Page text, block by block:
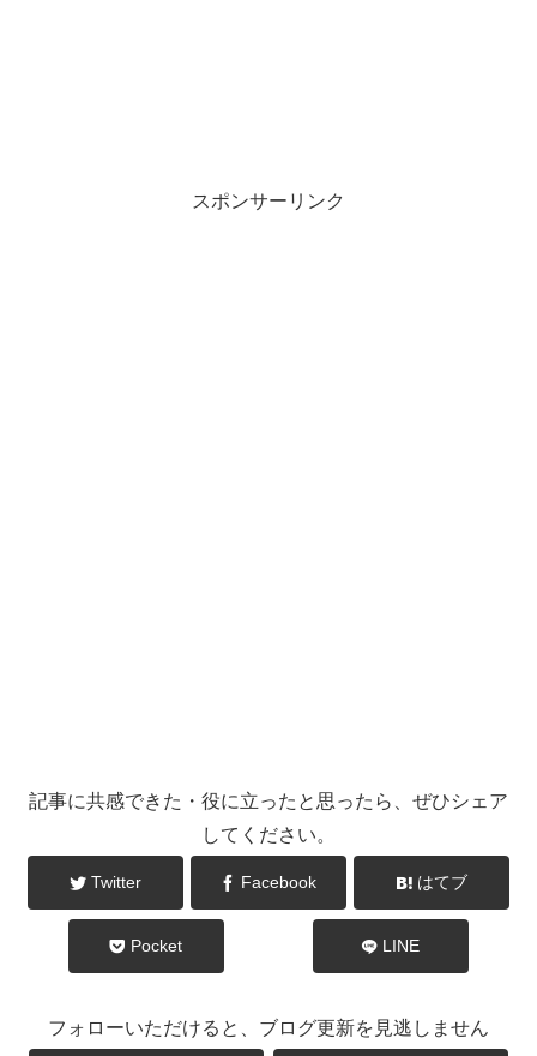
スポンサーリンク
記事に共感できた・役に立ったと思ったら、ぜひシェア
してください。
Twitter Facebook はてブ
Pocket LINE
フォローいただけると、ブログ更新を見逃しません